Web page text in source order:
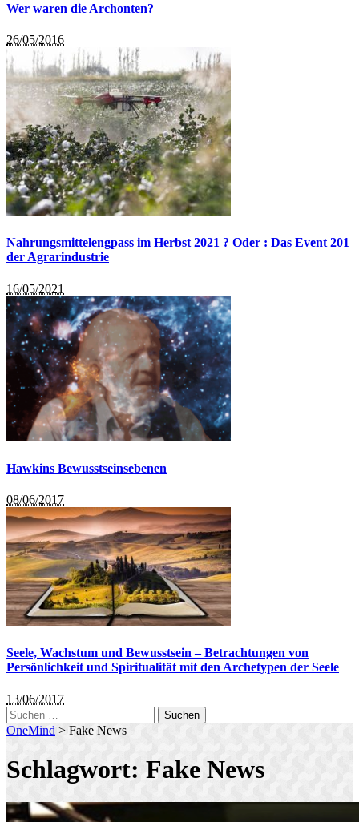
Wer waren die Archonten?
26/05/2016
Nahrungsmittelengpass im Herbst 2021 ? Oder : Das Event 201
der Agrarindustrie
16/05/2021
Hawkins Bewusstseinsebenen
08/06/2017
Seele, Wachstum und Bewusstsein – Betrachtungen von
Persönlichkeit und Spiritualität mit den Archetypen der Seele
13/06/2017
Suchen
nach:
OneMind > Fake News
Schlagwort: Fake News